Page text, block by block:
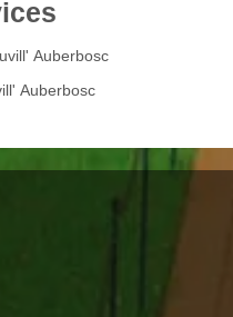
Auberbosc
Auberbosc